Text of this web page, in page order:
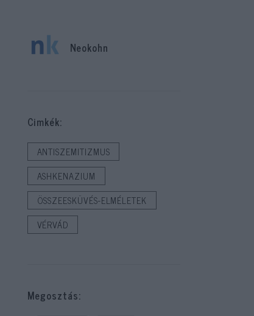
Neokohn
Cimkék:
ANTISZEMITIZMUS
ASHKENAZIUM
ÖSSZEESKÜVÉS-ELMÉLETEK
VÉRVÁD
Megosztás: